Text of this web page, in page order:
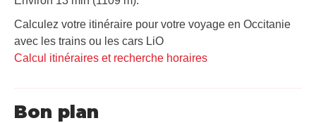
Calculez votre itinéraire pour votre voyage en Occitanie
avec les trains ou les cars LiO
Calcul itinéraires et recherche horaires
Bon plan